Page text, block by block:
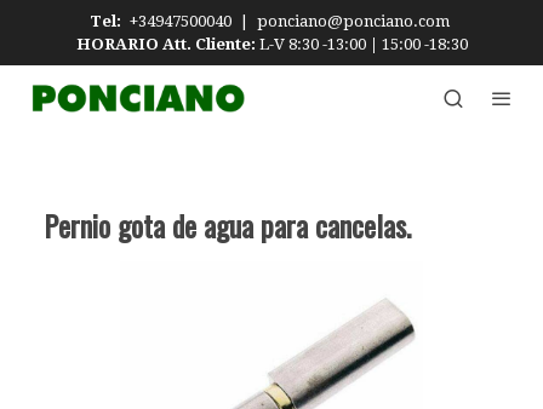
Tel: +34947500040
ponciano@ponciano.com
HORARIO Att. Cliente: L-V 8:30 -13:00 15:00 -18:30
Pernio gota de agua para cancelas.